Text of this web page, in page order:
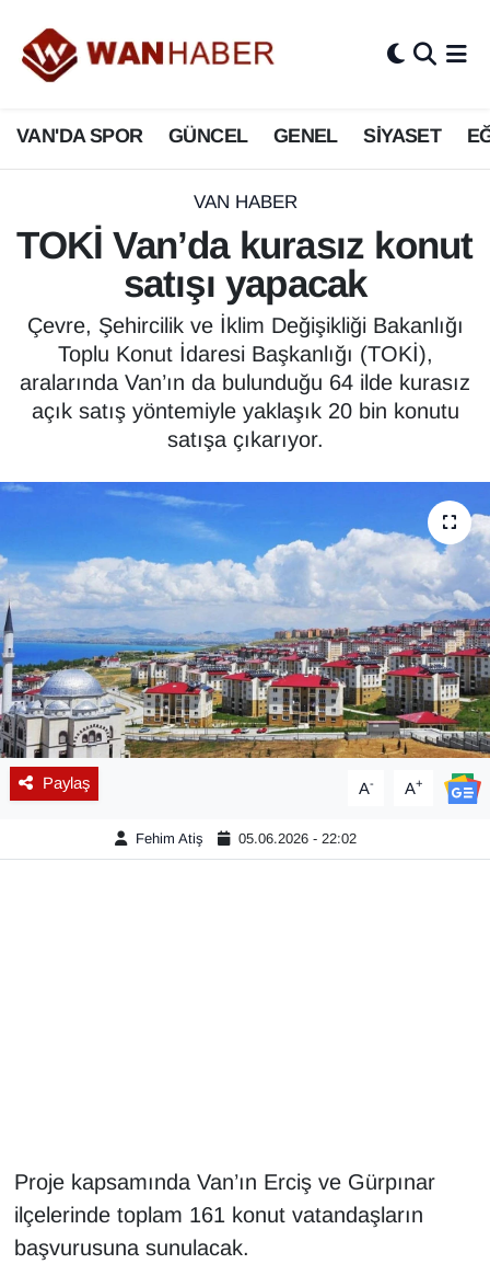
VAN'DA SPOR GÜNCEL GENEL SİYASET
VAN HABER
TOKİ Van’da kurasız konut
satışı yapacak
Çevre, Şehircilik ve İklim Değişikliği Bakanlığı
Toplu Konut İdaresi Başkanlığı (TOKİ),
aralarında Van’ın da bulunduğu 64 ilde kurasız
açık satış yöntemiyle yaklaşık 20 bin konutu
satışa çıkarıyor.
Paylaş A- A+
Fehim Atiş 05.06.2026 - 22:02
Proje kapsamında Van’ın Erciş ve Gürpınar
ilçelerinde toplam 161 konut vatandaşların
başvurusuna sunulacak.
3.SAYFA
ASAYİŞ
BİLİM VE TEKNOLOJİ
Biyografi
Bölge Haberleri
ÇEVRE
Deprem
DÜNYA
EĞİTİM
EKONOMİ
Eleman
En çok konuşulanlar
İngilizce
Kadın
Van Nöbetçi Eczaneler
Van Hava Durumu
Van Namaz Vakitleri
Van Trafik Yoğunluk Haritası
Süper Lig Puan Durumu ve Fikstür
Tüm Manşetler
Son Dakika Haberleri